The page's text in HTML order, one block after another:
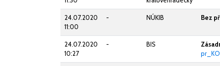
24.07.2020
11:00
- NÚKIB Bez
24.07.2020
10:27
- BIS